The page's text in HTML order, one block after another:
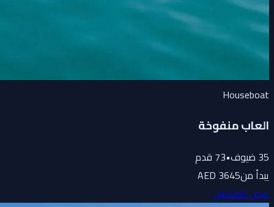
Houseboat
العاب منفوخة
35ضيوف•
73 قدم
يبدأ من3645 AED
عرض التفاصيل